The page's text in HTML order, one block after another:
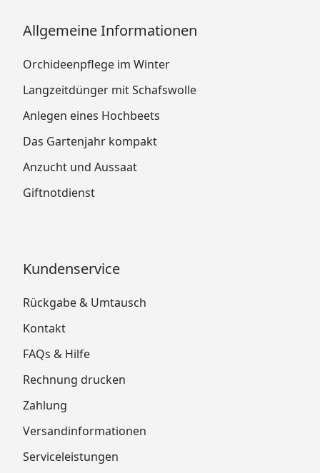
Allgemeine Informationen
Orchideenpflege im Winter
Langzeitdünger mit Schafswolle
Anlegen eines Hochbeets
Das Gartenjahr kompakt
Anzucht und Aussaat
Giftnotdienst
Kundenservice
Rückgabe & Umtausch
Kontakt
FAQs & Hilfe
Rechnung drucken
Zahlung
Versandinformationen
Serviceleistungen